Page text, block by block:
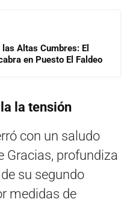
Altas Cumbres: El
en Puesto El Faldeo
la tensión
con un saludo
Gracias, profundiza
su segundo
medidas de